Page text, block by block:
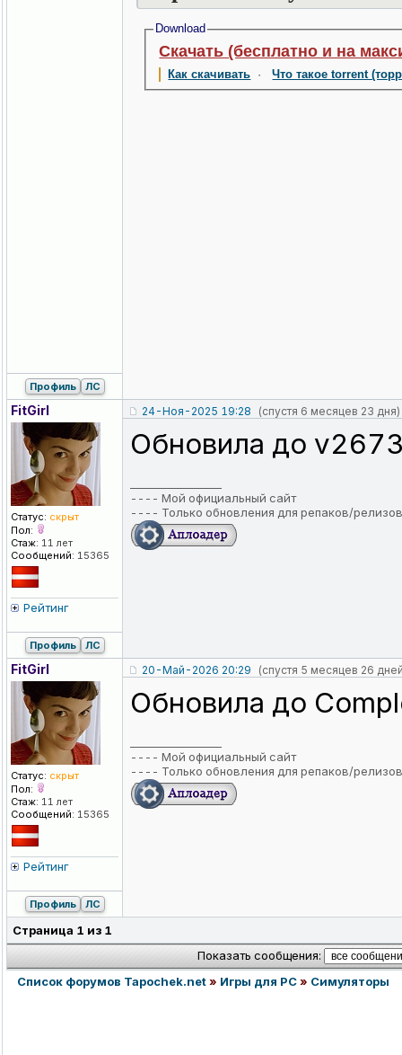
Download
Скачать (бесплатно и на
Как скачивать ·Что такое torrent
Профиль ЛС
FitGirl
Статус: скрыт
Пол:
Стаж: 11 лет
Сообщений: 15365
Рейтинг
24-Ноя-2025 19:28 (спустя 6 месяцев 23 дня)
Обновила до
---- Мой официальный сайт
---- Только обновления для репаков/релизов
Профиль ЛС
FitGirl
Статус: скрыт
Пол:
Стаж: 11 лет
Сообщений: 15365
Рейтинг
20-Май-2026 20:29 (спустя 5 месяцев 26
Обновила до
---- Мой официальный сайт
---- Только обновления для репаков/релизов
Профиль ЛС
Страница 1 из 1
Показать сообщения:
Список форумов Tapochek.net» Игры для PC» Симуляторы